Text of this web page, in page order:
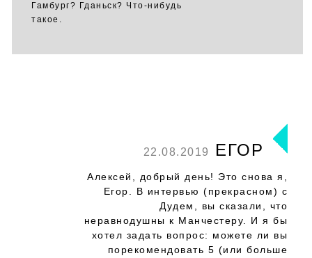
Гамбург? Гданьск? Что-нибудь
такое.
22.08.2019 ЕГОР
Алексей, добрый день! Это снова я,
Егор. В интервью (прекрасном) с
Дудем, вы сказали, что
неравнодушны к Манчестеру. И я бы
хотел задать вопрос: можете ли вы
порекомендовать 5 (или больше